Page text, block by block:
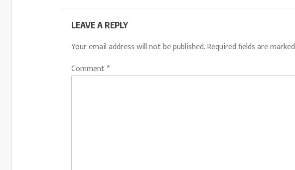
LEAVE A REPLY
Your email address will not be published.Required fields are marked
Comment*